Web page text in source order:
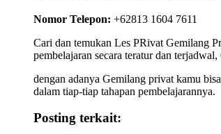
Nomor Telepon: +62813 1604 7611
Cari dan temukan Les PRivat Gemilang
pembelajaran secara teratur dan
dengan adanya Gemilang privat kamu
dalam tiap-tiap tahapan pembelajarannya.
Posting terkait: